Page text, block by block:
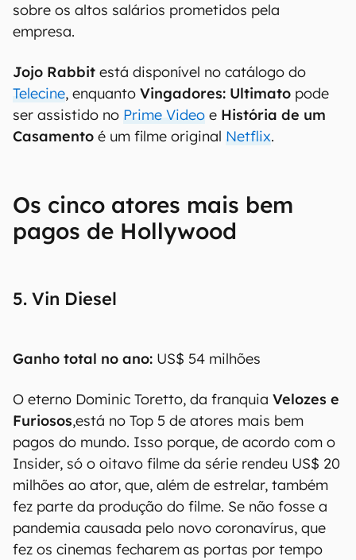
sobre os altos salários prometidos pela
empresa.
Jojo Rabbit está disponível no catálogo do
Telecine, enquanto Vingadores: Ultimato pode
ser assistido no Prime Video e História de um
Casamento é um filme original Netflix.
Os cinco atores mais bem
pagos de Hollywood
5. Vin Diesel
Ganho total no ano: US$ 54 milhões
O eterno Dominic Toretto, da franquia Velozes e
Furiosos,está no Top 5 de atores mais bem
pagos do mundo. Isso porque, de acordo com o
Insider, só o oitavo filme da série rendeu US$ 20
milhões ao ator, que, além de estrelar, também
fez parte da produção do filme. Se não fosse a
pandemia causada pelo novo coronavírus, que
fez os cinemas fecharem as portas por tempo